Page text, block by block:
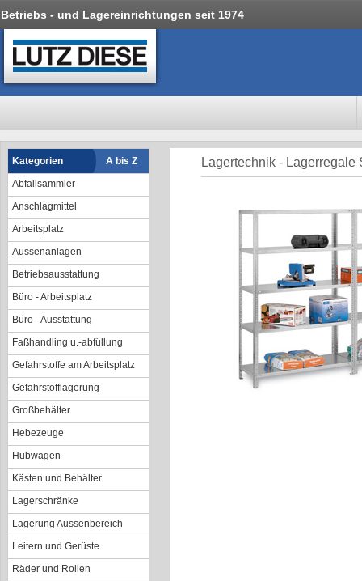
Betriebs - und Lagereinrichtungen seit 1974
Kategorien
A bis Z
Abfallsammler
Anschlagmittel
Arbeitsplatz
Aussenanlagen
Betriebsausstattung
Büro - Arbeitsplatz
Büro - Ausstattung
Faßhandling u.-abfüllung
Gefahrstoffe am Arbeitsplatz
Gefahrstofflagerung
Großbehälter
Hebezeuge
Hubwagen
Kästen und Behälter
Lagerschränke
Lagerung Aussenbereich
Leitern und Gerüste
Räder und Rollen
Lagertechnik - Lagerregale